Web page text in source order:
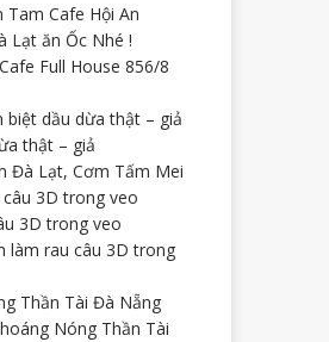
Tam Cafe Hội An
Lạt ăn Ốc Nhé !
Full House 856/8
biệt dầu dừa thật – giả
thật – giả
Đà Lạt, Cơm Tấm Mei
3D trong veo
3D trong veo
làm rau câu 3D trong
Thần Tài Đà Nẵng
Nóng Thần Tài